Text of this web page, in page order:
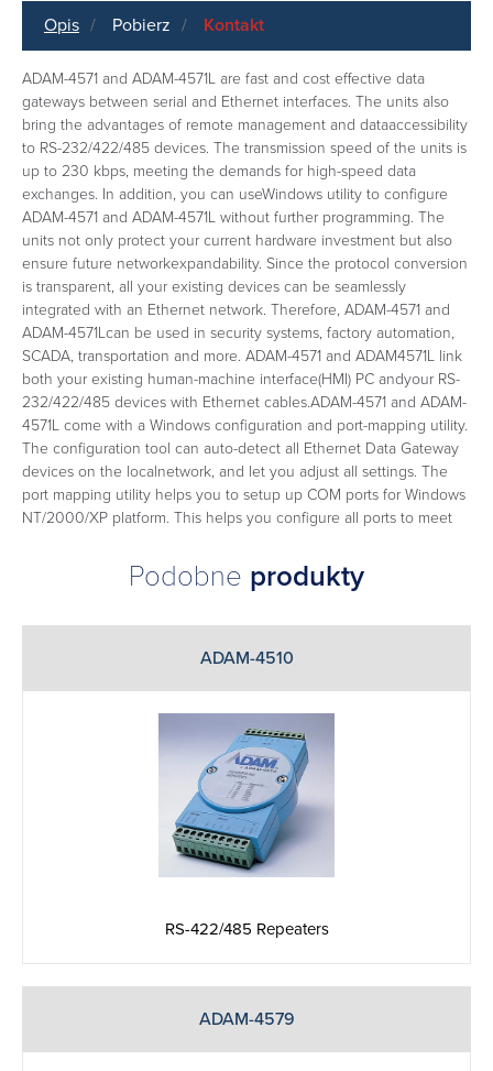
Opis Pobierz Kontakt
ADAM-4571 and ADAM-4571L are fast and cost effective data
gateways between serial and Ethernet interfaces. The units also
bring the advantages of remote management and dataaccessibility
to RS-232/422/485 devices. The transmission speed of the units is
up to 230 kbps, meeting the demands for high-speed data
exchanges. In addition, you can useWindows utility to configure
ADAM-4571 and ADAM-4571L without further programming. The
units not only protect your current hardware investment but also
ensure future networkexpandability. Since the protocol conversion
is transparent, all your existing devices can be seamlessly
integrated with an Ethernet network. Therefore, ADAM-4571 and
ADAM-4571Lcan be used in security systems, factory automation,
SCADA, transportation and more. ADAM-4571 and ADAM4571L link
both your existing human-machine interface(HMI) PC andyour RS-
232/422/485 devices with Ethernet cables.ADAM-4571 and ADAM-
4571L come with a Windows configuration and port-mapping utility.
The configuration tool can auto-detect all Ethernet Data Gateway
devices on the localnetwork, and let you adjust all settings. The
port mapping utility helps you to setup up COM ports for Windows
NT/2000/XP platform. This helps you configure all ports to meet
Podobne produkty
ADAM-4510
RS-422/485 Repeaters
ADAM-4579